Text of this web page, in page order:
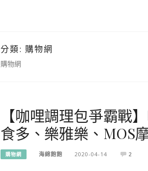
分類: 購物網
購物網
【咖哩調理包爭霸戰
食多、樂雅樂、MOS
購物網 海綿飽飽 2020-04-14 2